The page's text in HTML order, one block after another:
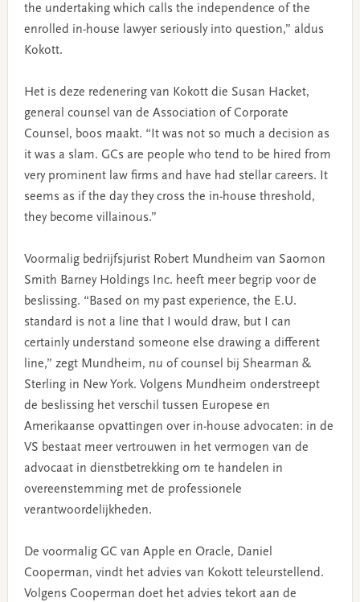
the undertaking which calls the independence of the
enrolled in-house lawyer seriously into question,” aldus
Kokott.
Het is deze redenering van Kokott die Susan Hacket,
general counsel van de Association of Corporate
Counsel, boos maakt. “It was not so much a decision as
it was a slam. GCs are people who tend to be hired from
very prominent law firms and have had stellar careers. It
seems as if the day they cross the in-house threshold,
they become villainous.”
Voormalig bedrijfsjurist Robert Mundheim van Saomon
Smith Barney Holdings Inc. heeft meer begrip voor de
beslissing. “Based on my past experience, the E.U.
standard is not a line that I would draw, but I can
certainly understand someone else drawing a different
line,” zegt Mundheim, nu of counsel bij Shearman &
Sterling in New York. Volgens Mundheim onderstreept
de beslissing het verschil tussen Europese en
Amerikaanse opvattingen over in-house advocaten: in de
VS bestaat meer vertrouwen in het vermogen van de
advocaat in dienstbetrekking om te handelen in
overeenstemming met de professionele
verantwoordelijkheden.
De voormalig GC van Apple en Oracle, Daniel
Cooperman, vindt het advies van Kokott teleurstellend.
Volgens Cooperman doet het advies tekort aan de